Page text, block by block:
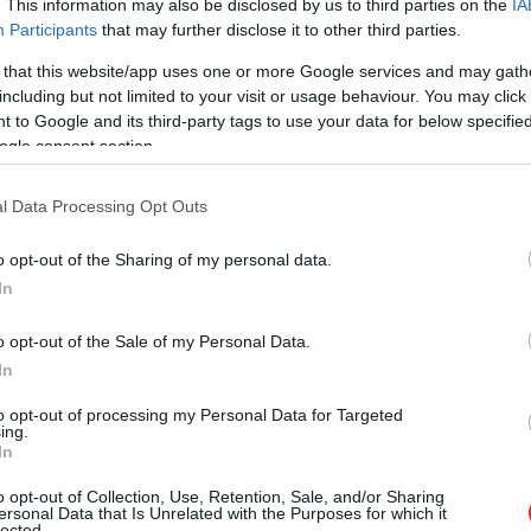
This information may also be disclosed by us to third parties on the
Participants that may further disclose it to other third parties.
that this website/app uses one or more Google services and may
but not limited to your visit or usage behaviour. You may
to Google and its third-party tags to use your data for below
consent section.
Data Processing Opt Outs
opt-out of the Sharing of my personal data.
opt-out of the Sale of my Personal Data.
opt-out of processing my Personal Data for Targeted
opt-out of Collection, Use, Retention, Sale, and/or Sharing
Data that Is Unrelated with the Purposes for which it
1940. gada notikumiem Baltijā, gan arī,
Krievijas miera līguma, tad
Krievijas masu informācijas līdzekļos bijis
tekstos, atbilstoši pašreizējai oficiālās
dominē tēze par “brīvprātīgo pievienošanos”